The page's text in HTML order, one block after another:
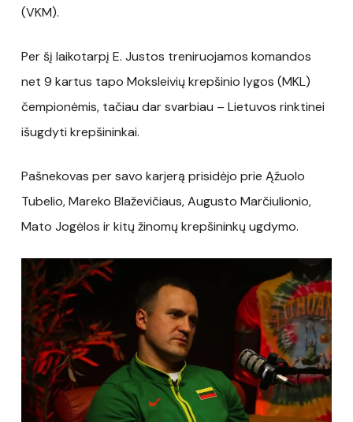
(VKM).
Per šį laikotarpį E. Justos treniruojamos komandos
net 9 kartus tapo Moksleivių krepšinio lygos (MKL)
čempionėmis, tačiau dar svarbiau – Lietuvos rinktinei
išugdyti krepšininkai.
Pašnekovas per savo karjerą prisidėjo prie Ąžuolo
Tubelio, Mareko Blaževičiaus, Augusto Marčiulionio,
Mato Jogėlos ir kitų žinomų krepšininkų ugdymo.